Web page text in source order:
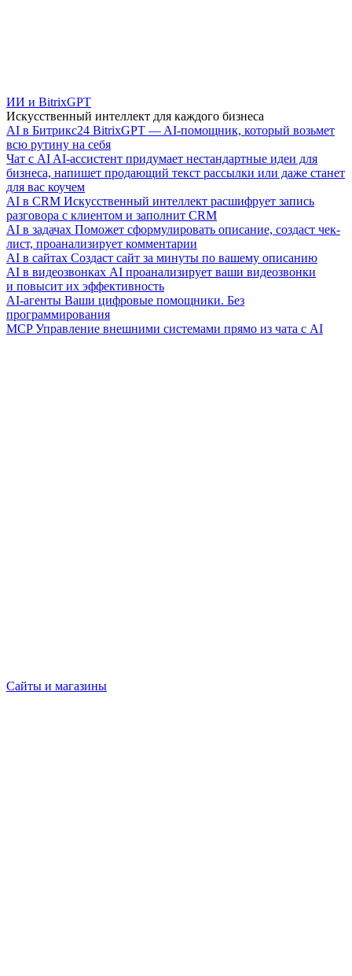
ИИ и BitrixGPT
Искусственный интеллект для каждого бизнеса
AI в Битрикс24 BitrixGPT — AI-помощник, который возьмет
всю рутину на себя
Чат с AI AI-ассистент придумает нестандартные идеи для
бизнеса, напишет продающий текст рассылки или даже станет
для вас коучем
AI в CRM Искусственный интеллект расшифрует запись
разговора с клиентом и заполнит CRM
AI в задачах Поможет сформулировать описание, создаст чек-
лист, проанализирует комментарии
AI в сайтах Создаст сайт за минуты по вашему описанию
AI в видеозвонках AI проанализирует ваши видеозвонки
и повысит их эффективность
AI-агенты Ваши цифровые помощники. Без
программирования
MCP Управление внешними системами прямо из чата с AI
Сайты и магазины